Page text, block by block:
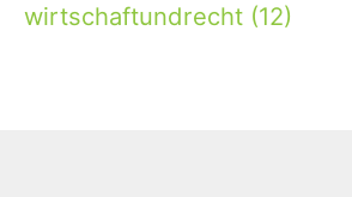
wirtschaftundrecht (12)